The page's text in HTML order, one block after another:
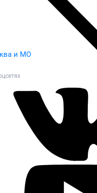
и МО